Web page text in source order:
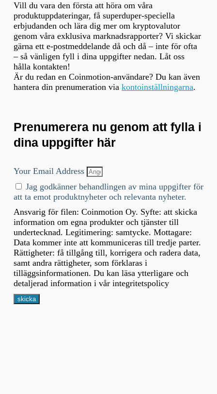
Vill du vara den första att höra om våra
produktuppdateringar, få superduper-speciella
erbjudanden och lära dig mer om kryptovalutor
genom våra exklusiva marknadsrapporter? Vi skickar
gärna ett e-postmeddelande då och då – inte för ofta
– så vänligen fyll i dina uppgifter nedan. Låt oss
hålla kontakten!
Är du redan en Coinmotion-användare? Du kan även
hantera din prenumeration via kontoinställningarna.
Prenumerera nu genom att fylla i
dina uppgifter här
Your Email Address
Jag godkänner behandlingen av mina uppgifter för
att ta emot produktnyheter och relevanta nyheter.
Ansvarig för filen: Coinmotion Oy. Syfte: att skicka
information om egna produkter och tjänster till
undertecknad. Legitimering: samtycke. Mottagare:
Data kommer inte att kommuniceras till tredje parter.
Rättigheter: få tillgång till, korrigera och radera data,
samt andra rättigheter, som förklaras i
tilläggsinformationen. Du kan läsa ytterligare och
detaljerad information i vår integritetspolicy
skicka